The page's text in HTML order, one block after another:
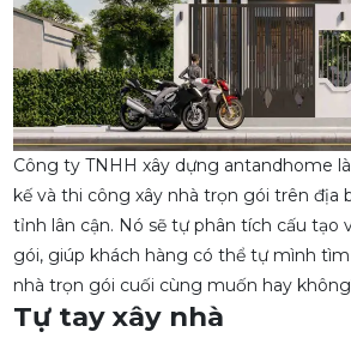
Công ty TNHH xây dựng antandhome
kế và thi công xây nhà trọn gói trên địa
tỉnh lân cận. Nó sẽ tự phân tích cấu tạo
gói, giúp khách hàng có thể tự mình tìm
nhà trọn gói cuối cùng muốn hay
Tự tay xây nhà